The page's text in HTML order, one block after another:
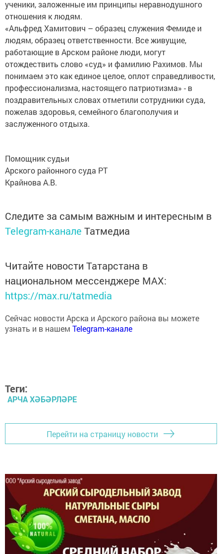
отношения к людям.
«Альфред Хамитович – образец служения Фемиде и
людям, образец ответственности. Все живущие,
работающие в Арском районе люди, могут
отождествить слово «суд» и фамилию Рахимов. Мы
понимаем это как единое целое, оплот справедливости,
профессионализма, настоящего патриотизма» - в
поздравительных словах отметили сотрудники суда,
пожелав здоровья, семейного благополучия и
заслуженного отдыха.
Арского районного суда РТ
Крайнова А.В.
Telegram-каналеТатмедиа
национальном мессенджере MАХ:
https://max.ru/tatmedia
узнать и в нашемTelegram-канале
АРЧА ХӘБӘРЛӘРЕ
Перейти на страницу новости